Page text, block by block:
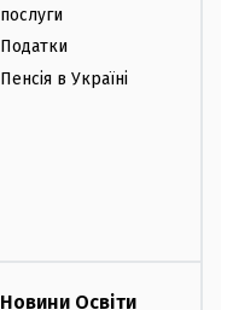
послуги
Податки
Пенсія в Україні
Новини Освіти